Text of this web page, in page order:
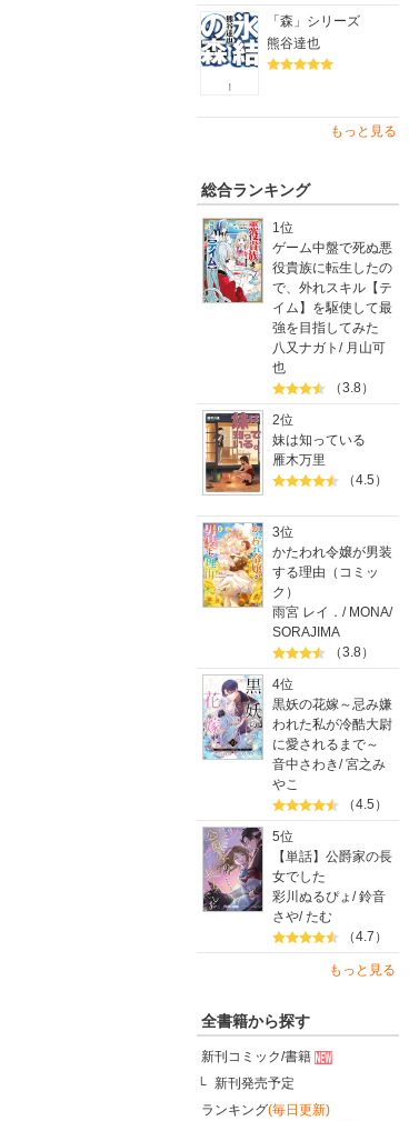
「森」シリーズ
熊谷達也
もっと見る
総合ランキング
1位
ゲーム中盤で死ぬ悪
役貴族に転生したの
で、外れスキル【テ
イム】を駆使して最
強を目指してみた
八又ナガト / 月山可
也
（3.8）
2位
妹は知っている
雁木万里
（4.5）
3位
かたわれ令嬢が男装
する理由（コミッ
ク）
雨宮 レイ． / MONA/
SORAJIMA
（3.8）
4位
黒妖の花嫁～忌み嫌
われた私が冷酷大尉
に愛されるまで～
音中さわき/宮之み
やこ
（4.5）
5位
【単話】公爵家の長
女でした
彩川ぬるぴょ /鈴音
さや/たむ
（4.7）
もっと見る
全書籍から探す
新刊コミック/書籍
新刊発売予定
ランキング(毎日更新)